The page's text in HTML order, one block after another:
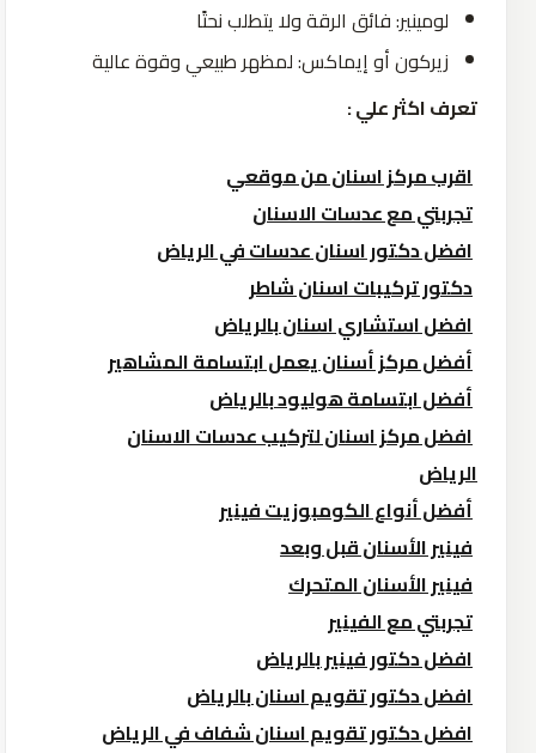
لومينير: فائق الرقة ولا يتطلب نحتًا
زيركون أو إيماكس: لمظهر طبيعي وقوة عالية
تعرف اكثر علي :
اقرب مركز اسنان من موقعي
تجربتي مع عدسات الاسنان
افضل دكتور اسنان عدسات في الرياض
دكتور تركيبات اسنان شاطر
افضل استشاري اسنان بالرياض
أفضل مركز أسنان يعمل ابتسامة المشاهير
أفضل ابتسامة هوليود بالرياض
افضل مركز اسنان لتركيب عدسات الاسنان
الرياض
أفضل أنواع الكومبوزيت فينير
فينير الأسنان قبل وبعد
فينير الأسنان المتحرك
تجربتي مع الفينير
افضل دكتور فينير بالرياض
افضل دكتور تقويم اسنان بالرياض
افضل دكتور تقويم اسنان شفاف في الرياض